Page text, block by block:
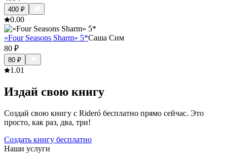
400 ₽
0.00
«Four Seasons Sharm» 5*Саша Сим
80 ₽
80 ₽
1.01
Издай свою книгу
Создай свою книгу с Rideró бесплатно прямо сейчас. Это
просто, как раз, два, три!
Создать книгу бесплатно
Наши услуги